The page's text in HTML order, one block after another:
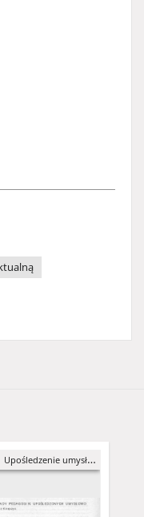
Upośledzenie umysłowe